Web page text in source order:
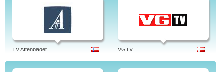
TV Aftenbladet VGTV